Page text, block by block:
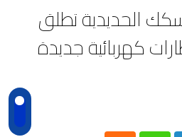
الحديدية تطلق
كهربائية جديدة